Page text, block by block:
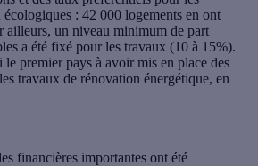
: 42 000 logements en ont
ailleurs, un niveau minimum de part
a été fixé pour les travaux (10 à 15%).
le premier pays à avoir mis en place des
travaux de rénovation énergétique, en
financières importantes ont été